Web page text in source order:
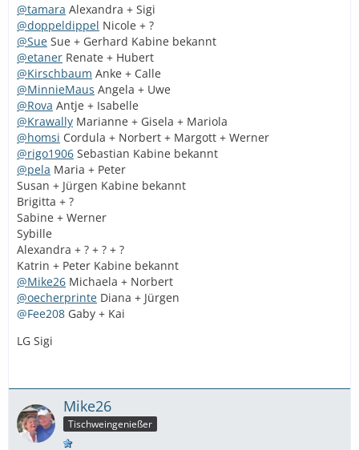
@tamara Alexandra + Sigi
@doppeldippel Nicole + ?
@Sue Sue + Gerhard Kabine bekannt
@etaner Renate + Hubert
@Kirschbaum Anke + Calle
@MinnieMaus Angela + Uwe
@Rova Antje + Isabelle
@Krawally Marianne + Gisela + Mariola
@homsi Cordula + Norbert + Margott + Werner
@rigo1906 Sebastian Kabine bekannt
@pela Maria + Peter
Susan + Jürgen Kabine bekannt
Brigitta + ?
Sabine + Werner
Sybille
Alexandra + ? + ? + ?
Katrin + Peter Kabine bekannt
@Mike26 Michaela + Norbert
@oecherprinte Diana + Jürgen
@Fee208 Gaby + Kai
LG Sigi
Mike26
Tischweingenießer